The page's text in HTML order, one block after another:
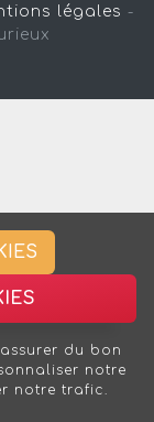
légales -
du bon
notre
notre trafic.